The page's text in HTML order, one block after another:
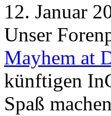
12. Januar
Unser
Mayhem at
künftigen
Spaß